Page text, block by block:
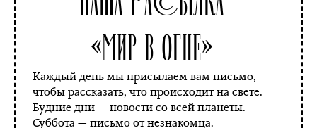
«Мир в огне»
Каждый день мы присылаем вам письмо,
чтобы рассказать, что происходит на свете.
Будние дни — новости со всей планеты.
Суббота — письмо от незнакомца.